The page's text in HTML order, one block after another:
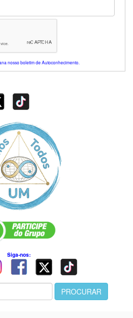
nosso boletim de Autoconhecimento.
Siga-nos: